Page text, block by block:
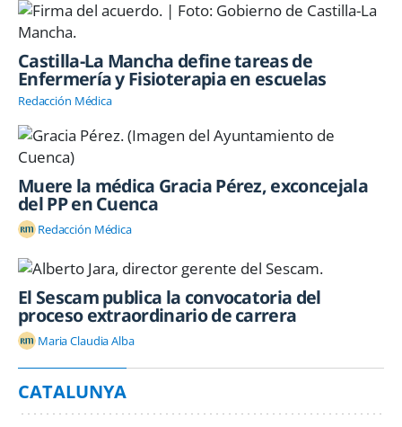
Castilla-La Mancha define tareas de
Enfermería y Fisioterapia en escuelas
Redacción Médica
Muere la médica Gracia Pérez, exconcejala
del PP en Cuenca
Redacción Médica
El Sescam publica la convocatoria del
proceso extraordinario de carrera
Maria Claudia Alba
CATALUNYA